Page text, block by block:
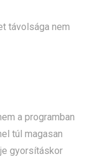
távolsága nem
a programban
túl magasan
gyorsításkor